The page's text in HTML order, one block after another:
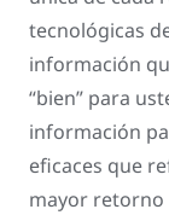
tecnológicas
información
“bien” para
información
eficaces que
mayor retorno